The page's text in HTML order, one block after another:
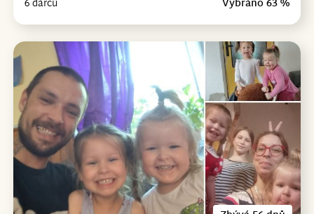
6 dárců Vybráno 63 %